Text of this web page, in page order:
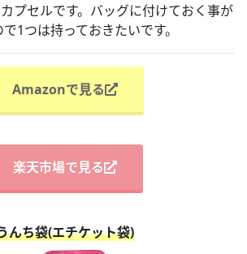
プセルです。バッグに付けておく事が
1つは持っておきたいです。
Amazonで見る
楽天市場で見る
んち袋(エチケット袋)